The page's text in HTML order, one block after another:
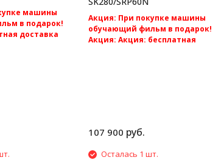
машины
в подарок!
доставка
Акция: При покупке машины
обучающий фильм в подарок!
Акция: Акция: бесплатная
107 900 руб.
Осталась 1 шт.